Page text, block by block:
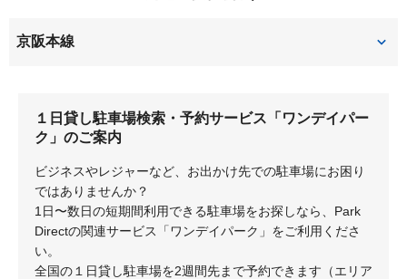
楠葉中町
八幡隅田口
淀の原町
京阪本線
１日貸し駐車場検索・予約サービス「ワンデイパー
ク」のご案内
ビジネスやレジャーなど、お出かけ先での駐車場にお困り
ではありませんか？
1日〜数日の短期間利用できる駐車場をお探しなら、Park
Directの関連サービス「ワンデイパーク」をご利用くださ
い。
全国の１日貸し駐車場を2週間先まで予約できます（エリア